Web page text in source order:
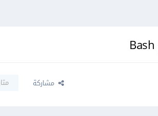
مشاركة